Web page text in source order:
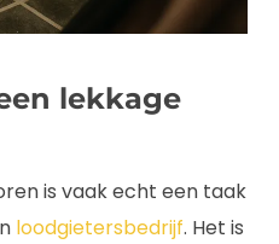
lekkage
is vaak echt een taak
loodgietersbedrijf. Het is